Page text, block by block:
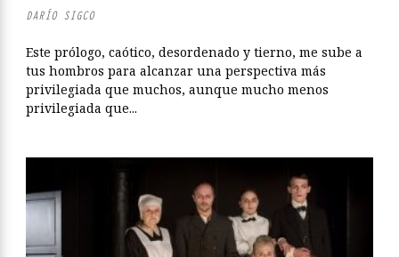
DARÍO SIGCO
Este prólogo, caótico, desordenado y tierno, me sube a
tus hombros para alcanzar una perspectiva más
privilegiada que muchos, aunque mucho menos
privilegiada que...